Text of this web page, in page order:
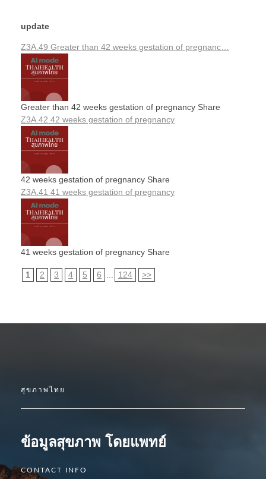
update
Z3A.49 Greater than 42 weeks gestation of pregnanc…
Greater than 42 weeks gestation of pregnancy Share
Z3A.42 42 weeks gestation of pregnancy
42 weeks gestation of pregnancy Share
Z3A.41 41 weeks gestation of pregnancy
41 weeks gestation of pregnancy Share
1 2 3 4 5 6 124 >>
สุขภาพไทย
ข้อมูลสุขภาพ โดยแพทย์
CONTACT INFO